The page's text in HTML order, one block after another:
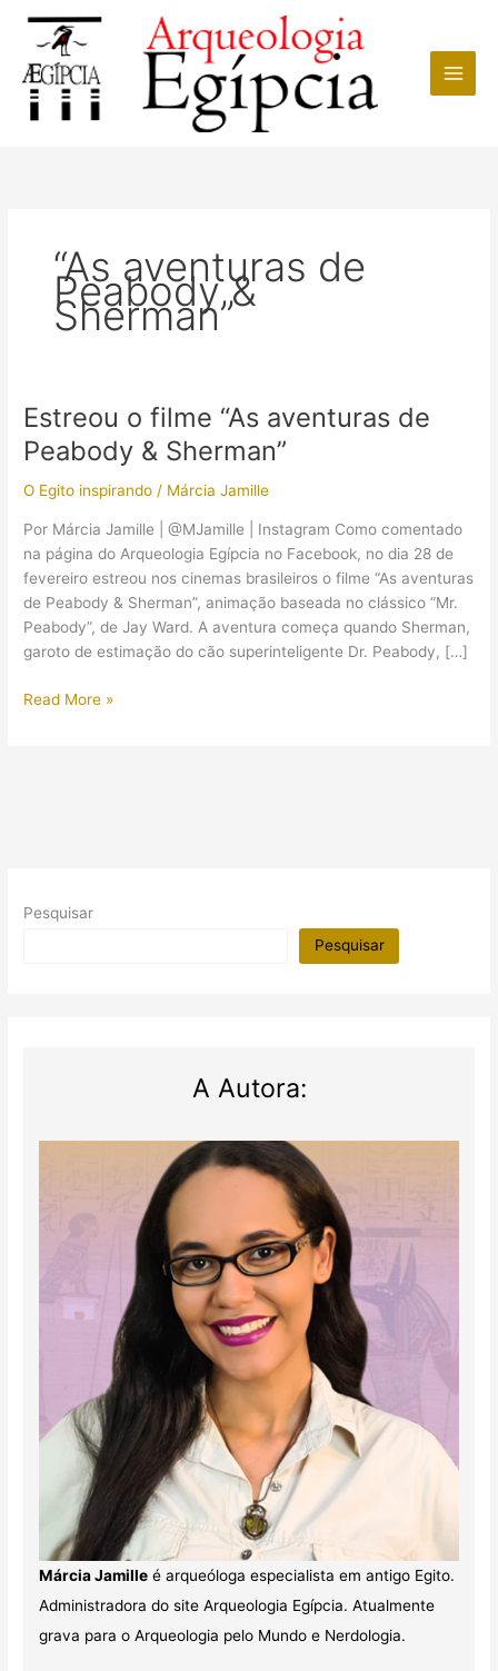
conteúdo
“As aventuras de
Peabody &
Sherman”
Estreou o filme “As aventuras de
Peabody & Sherman”
O Egito inspirando / Márcia Jamille
Por Márcia Jamille | @MJamille | Instagram Como comentado
na página do Arqueologia Egípcia no Facebook, no dia 28 de
fevereiro estreou nos cinemas brasileiros o filme “As aventuras
de Peabody & Sherman”, animação baseada no clássico “Mr.
Peabody”, de Jay Ward. A aventura começa quando Sherman,
garoto de estimação do cão superinteligente Dr. Peabody, […]
Estreou
Read More »
Pesquisar
Pesquisar
A Autora:
Márcia Jamilleé arqueóloga especialista em antigo Egito.
Administradora do site Arqueologia Egípcia. Atualmente
grava para o Arqueologia pelo Mundo e Nerdologia.